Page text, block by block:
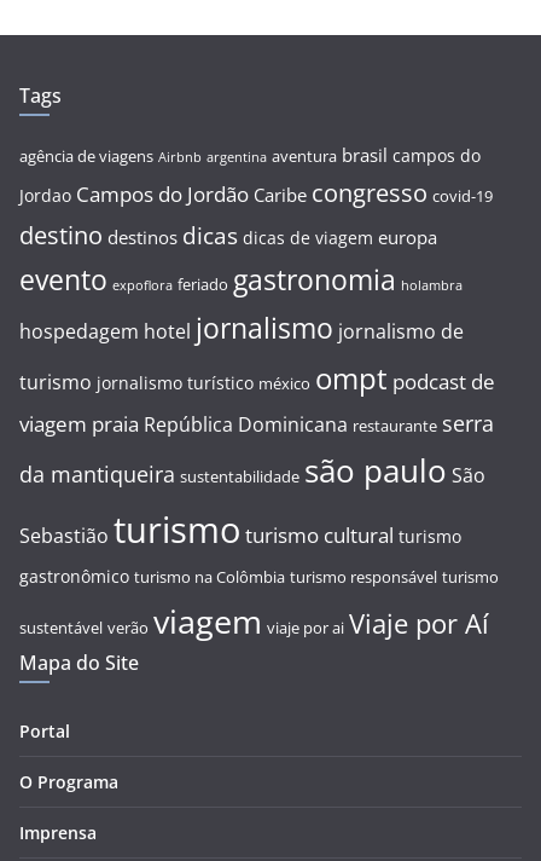
Tags
agência de viagens Airbnb argentina aventura brasil campos do
Jordao Campos do Jordão Caribe congresso covid-19
destino destinos dicas dicas de viagem europa
evento expoflora feriado gastronomia holambra
hospedagem hotel jornalismo jornalismo de
turismo jornalismo turístico méxico ompt podcast de
viagem praia República Dominicana restaurante serra
da mantiqueira sustentabilidade são paulo São
Sebastião turismo turismo cultural turismo
gastronômico turismo na Colômbia turismo responsável turismo
sustentável verão viagem viaje por ai Viaje por Aí
Mapa do Site
Portal
O Programa
Imprensa